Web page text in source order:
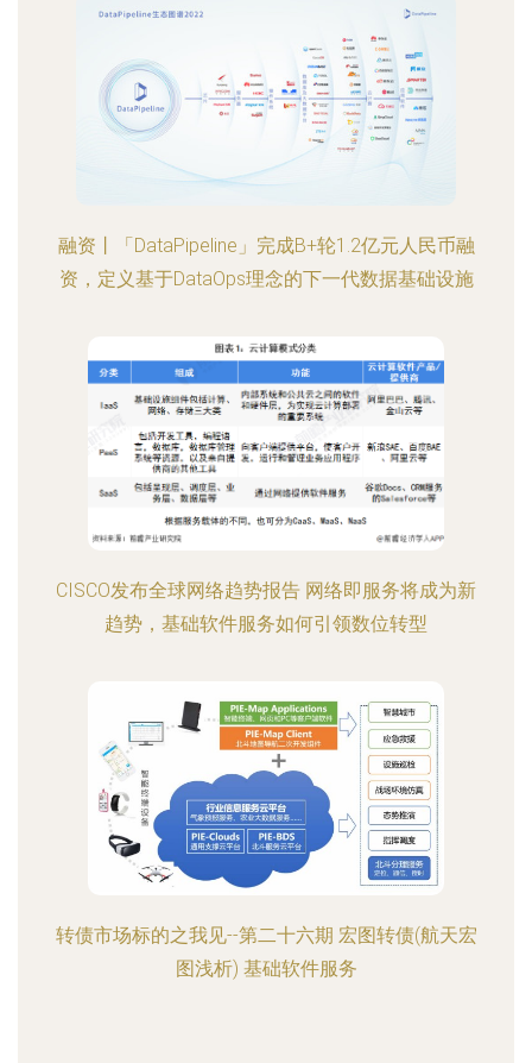
融资丨「DataPipeline」完成B+轮1.2亿元人民币融
资，定义基于DataOps理念的下一代数据基础设施
CISCO发布全球网络趋势报告 网络即服务将成为新
趋势，基础软件服务如何引领数位转型
转债市场标的之我见--第二十六期 宏图转债(航天宏
图浅析) 基础软件服务